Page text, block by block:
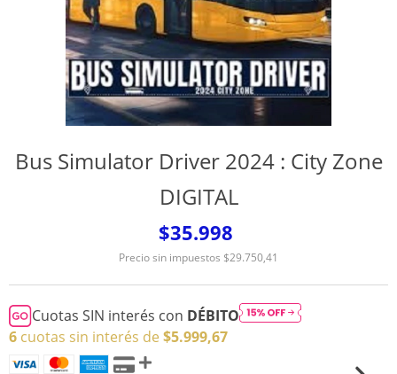
Bus Simulator Driver 2024 : City Zone
DIGITAL
$35.998
Precio sin impuestos $29.750,41
Cuotas SIN interés con DÉBITO
6 cuotas sin interés de $5.999,67